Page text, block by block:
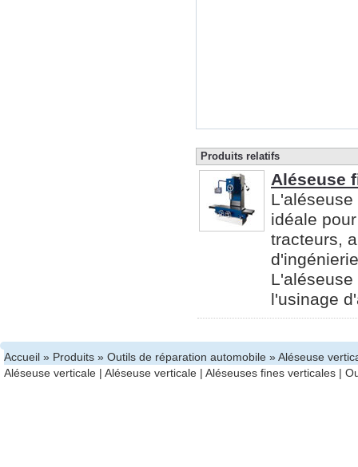
Produits relatifs
Aléseuse
idéale
tracteurs,
l'usinage
Accueil » Produits » Outils de réparation automobile » Aléseuse
Aléseuse verticale | Aléseuse verticale | Aléseuses fines verticales |